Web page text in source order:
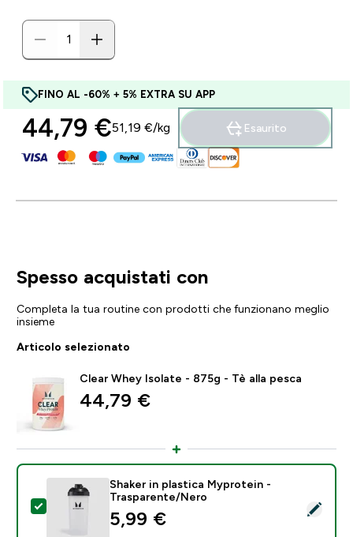
FINO AL -60% + 5% EXTRA SU APP
44,79 €‎51,19 €‎/kg Esaurito
Spesso acquistati con
Completa la tua routine con prodotti che funzionano meglio
insieme
Articolo selezionato
Clear Whey Isolate - 875g - Tè alla pesca
44,79 €‎
Seleziona questo prodotto - Shaker in plastica
Shaker in plastica Myprotein -
Trasparente/Nero
5,99 €‎